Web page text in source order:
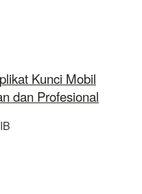
Kunci Mobil
dan Profesional